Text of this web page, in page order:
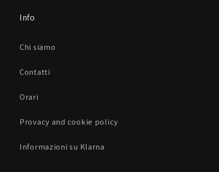
Info
Chi siamo
Contatti
Orari
Provacy and cookie policy
Informazioni su Klarna